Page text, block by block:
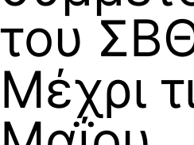
του
Μέχρι